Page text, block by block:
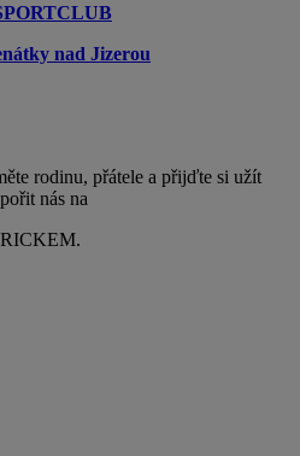
nad Jizerou
rodinu, přátele a přijďte si užít
nás na